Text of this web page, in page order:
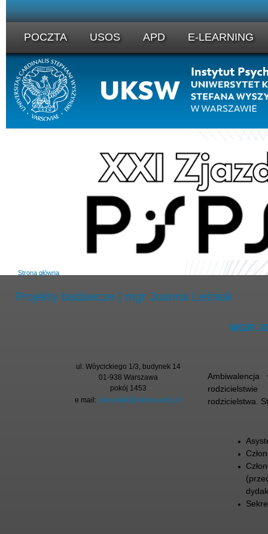
POCZTA USOS APD E-LEARNING
Strona główna
Projekty badawcze | mgr Joanna Leśniak
MGR
ul. Wóycickiego 1/3, budynek 14
01-938 Warszawa
pokój 1453
e mail: j.lesniak@uksw.edu.pl
rodzicielstwa.